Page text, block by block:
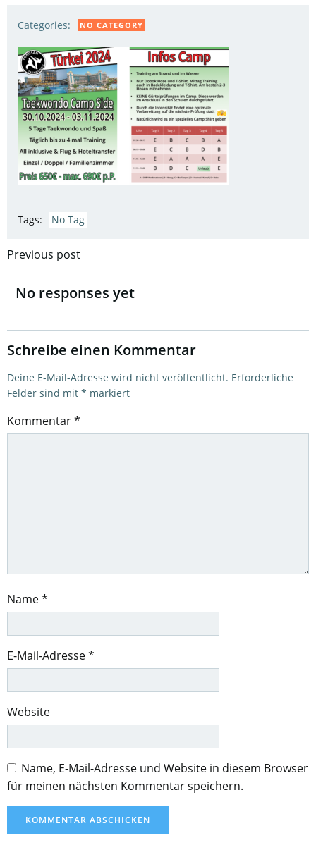
Categories: NO CATEGORY
Tags: No Tag
Post
navigation
Previous post
No responses yet
Schreibe einen Kommentar
Deine E-Mail-Adresse wird nicht veröffentlicht. Erforderliche
Felder sind mit * markiert
Kommentar*
Name*
E-Mail-Adresse*
Website
Name, E-Mail-Adresse und Website in diesem Browser
für meinen nächsten Kommentar speichern.